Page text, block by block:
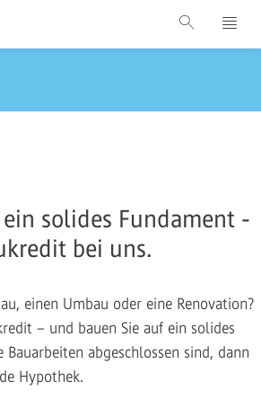
ein solides Fundament -
bei uns.
einen Umbau oder eine Renovation?
– und bauen Sie auf ein solides
Bauarbeiten abgeschlossen sind, dann
Hypothek.